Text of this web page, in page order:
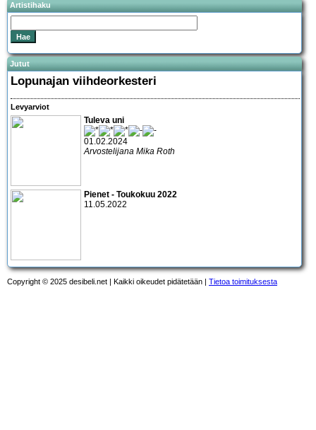
Artistihaku
Jutut
Lopunajan viihdeorkesteri
Levyarviot
Tuleva uni
01.02.2024
Arvostelijana Mika Roth
Pienet - Toukokuu 2022
11.05.2022
Copyright © 2025 desibeli.net | Kaikki oikeudet pidätetään | Tietoa toimituksesta